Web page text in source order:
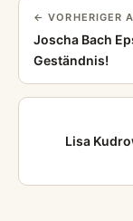
← VORHERIGER
Joscha Bach
Geständnis!
Lisa